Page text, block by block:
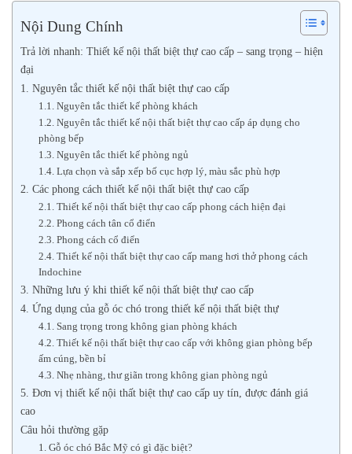
Nội Dung Chính
Trả lời nhanh: Thiết kế nội thất biệt thự cao cấp – sang trọng – hiện
đại
1. Nguyên tắc thiết kế nội thất biệt thự cao cấp
1.1. Nguyên tắc thiết kế phòng khách
1.2. Nguyên tắc thiết kế nội thất biệt thự cao cấp áp dụng cho
phòng bếp
1.3. Nguyên tắc thiết kế phòng ngủ
1.4. Lựa chọn và sắp xếp bố cục hợp lý, màu sắc phù hợp
2. Các phong cách thiết kế nội thất biệt thự cao cấp
2.1. Thiết kế nội thất biệt thự cao cấp phong cách hiện đại
2.2. Phong cách tân cổ điển
2.3. Phong cách cổ điển
2.4. Thiết kế nội thất biệt thự cao cấp mang hơi thở phong cách
Indochine
3. Những lưu ý khi thiết kế nội thất biệt thự cao cấp
4. Ứng dụng của gỗ óc chó trong thiết kế nội thất biệt thự
4.1. Sang trọng trong không gian phòng khách
4.2. Thiết kế nội thất biệt thự cao cấp với không gian phòng bếp
ấm cúng, bền bỉ
4.3. Nhẹ nhàng, thư giãn trong không gian phòng ngủ
5. Đơn vị thiết kế nội thất biệt thự cao cấp uy tín, được đánh giá
cao
Câu hỏi thường gặp
1. Gỗ óc chó Bắc Mỹ có gì đặc biệt?